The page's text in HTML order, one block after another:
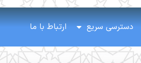
دسترسی سریع ارتباط با ما